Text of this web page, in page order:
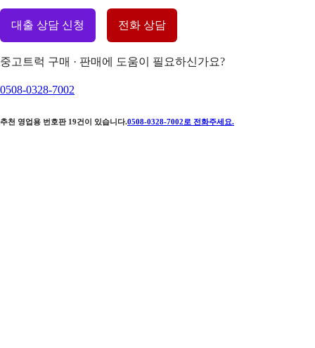
대출 상담 신청 전화 상담
중고트럭 구매 · 판매에 도움이 필요하신가요?
0508-0328-7002
추천 영업용 번호판 19건이 있습니다.0508-0328-7002 로 전화주세요.